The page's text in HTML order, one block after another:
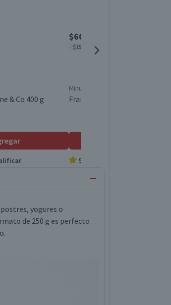
& Co 400 g
$6030
$15.075 x kg
Minuto Verde
Frambuesas Minuto Verde 400 g
5.0
yogures o
de 250 g es perfecto